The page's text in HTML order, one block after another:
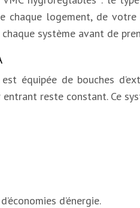
chaque logement, de
système avant de
équipée de bouches
entrant reste constant. Ce
d’énergie.